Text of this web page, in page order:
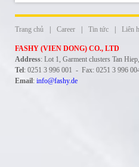
Trang chủ Career Tin tức Liên
FASHY (VIEN DONG) CO., LTD
Address: Lot 1, Garment clusters Tan
Tel: 0251 3 996 001 - Fax: 0251 3 996
Email: info@fashy.de